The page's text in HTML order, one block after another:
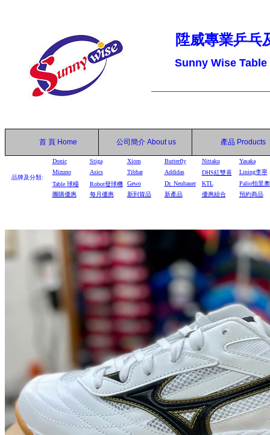
陞威專業乒乓
Sunny Wise
首 頁 Home 公司簡介 About us 產品 Products
品牌及分類:
Donic Stiga Xiom Butterfly Nittaku
Yasaka
Mizuno
Asics Tibhar Addidas DHS紅雙喜
Lining李寧
Table 球檯 Robot發球機 Gewo Dr. Neubauer KTL
Palio拍里奧
團購優惠
每月優惠 新到貨品 新產品 優惠組合 預約商品